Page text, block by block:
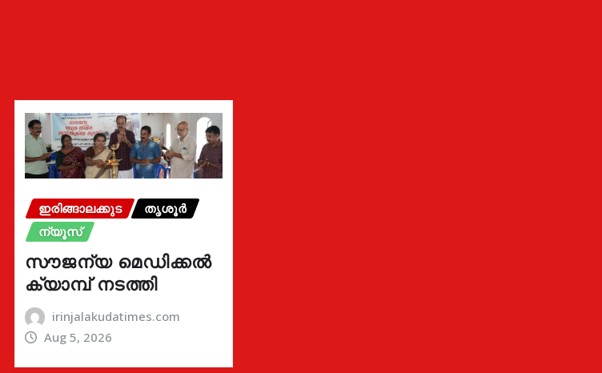
ഇരിങ്ങാലക്കുട
തൃശൂർ
ന്യൂസ്
സൗജന്യ മെഡിക്കൽ
ക്യാമ്പ് നടത്തി
irinjalakudatimes.com
Aug 5, 2026